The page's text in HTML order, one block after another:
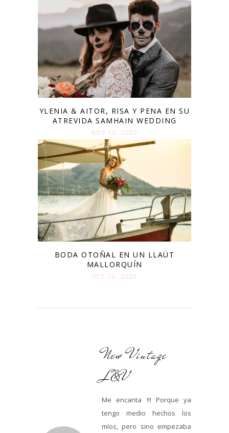
YLENIA & AITOR, RISA Y PENA EN SU
ATREVIDA SAMHAIN WEDDING
NOV 12. 2020
BODA OTOÑAL EN UN LLAÜT
MALLORQUÍN
OCT 22. 2020
New Vintage
L&V
Me encanta !!! Porque ya
tengo medio hechos los
míos, pero sino empezaba